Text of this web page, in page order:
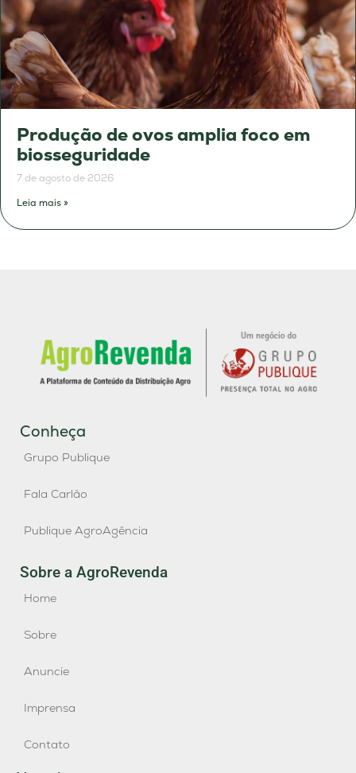
Produção de ovos amplia foco em
biosseguridade
7 de agosto de 2026
Leia mais »
Conheça
Grupo Publique
Fala Carlão
Publique AgroAgência
Sobre a AgroRevenda
Home
Sobre
Anuncie
Imprensa
Contato